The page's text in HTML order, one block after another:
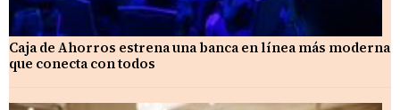
Caja de Ahorros estrena una banca en línea más moderna
que conecta con todos